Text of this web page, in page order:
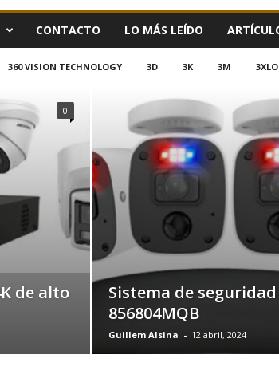
CONTACTO LO MÁS LEÍDO
360 VISION TECHNOLOGY 3D 3K 3M
de alto
0
Sistema de seguridad
856804MQB
Guillem Alsina - 12 abril, 2024